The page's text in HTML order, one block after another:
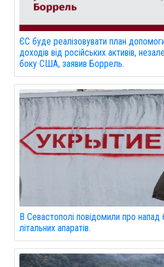
ЄС буде реалізовувати план
доходів від російських активів,
боку США, заявив Боррель.
В Севастополі повідомили про напад
літальних апаратів.